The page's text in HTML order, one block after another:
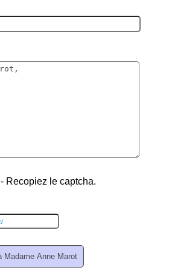
- Recopiez le captcha.